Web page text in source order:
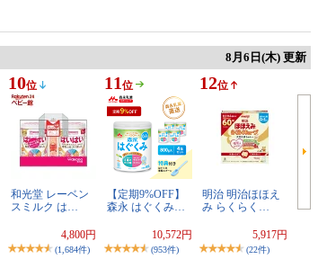
8月6日(木) 更新
10位
和光堂 レーベン
スミルク は…
4,800円
(1,684件)
11 位
【定期9%OFF】
森永 はぐくみ…
10,572円
(953件)
12位
明治 明治ほほえ
み らくらく…
5,917円
(22件)